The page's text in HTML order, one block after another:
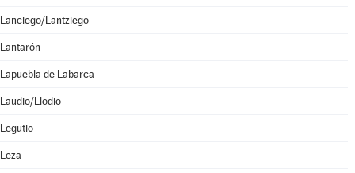
Lanciego/Lantziego
Lantarón
Lapuebla de Labarca
Laudio/Llodio
Legutio
Leza